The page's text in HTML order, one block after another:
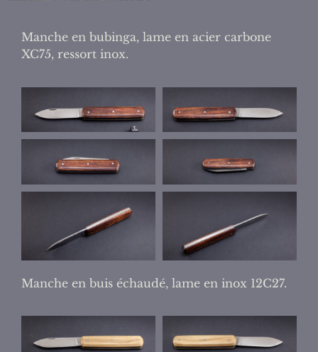
Manche en bubinga, lame en acier carbone
XC75, ressort inox.
Manche en buis échaudé, lame en inox 12C27.